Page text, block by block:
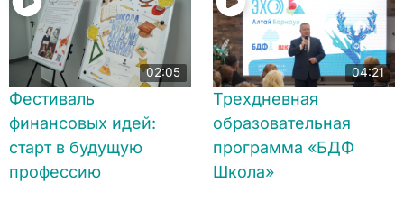
02:05
Фестиваль
финансовых идей:
старт в будущую
профессию
04:21
Трехдневная
образовательная
программа «БДФ
Школа»